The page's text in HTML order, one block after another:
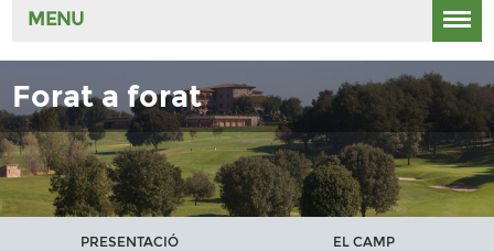
MENU
Forat a forat
PRESENTACIÓ EL CAMP